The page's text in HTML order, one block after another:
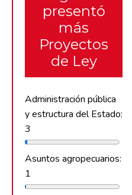
presentó
más
Proyectos
de Ley
Administración pública
y estructura del Estado:
3
Asuntos agropecuarios:
1